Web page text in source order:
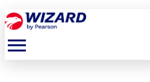
menu